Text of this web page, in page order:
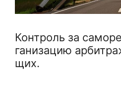
Контроль за
ганизацию
щих.